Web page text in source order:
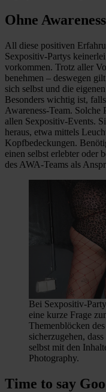
Ohne
All diese positiven
Sexpositiv-Partys
vorkommen. Trotz aller
benehmen – deswegen
sich selbst und die
Besonders wichtig ist,
Awareness-Team. Solche
allen Sexpositiv-Events.
heraus, etwa mittels
Kopfbedeckungen.
einen selbst erlebter oder
des AWA-Teams als
Bei Sexpositiv-
eine kurze Frage
Themenblöcken
sicherzugehen,
selbst mit den
Photography.
Time to say